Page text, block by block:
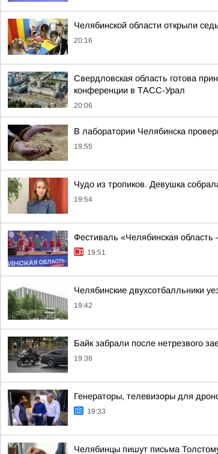
Челябинской области открыли
20:16
Свердловская область готова
конференции в ТАСС-Урал
20:06
В лаборатории Челябинска
19:55
Чудо из тропиков. Девушка
19:54
Фестиваль «Челябинская
19:51
Челябинские двухсотбалльники
19:42
Байк забрали после нетрезвого
19:38
Генераторы, телевизоры для
19:33
Челябинцы пишут письма